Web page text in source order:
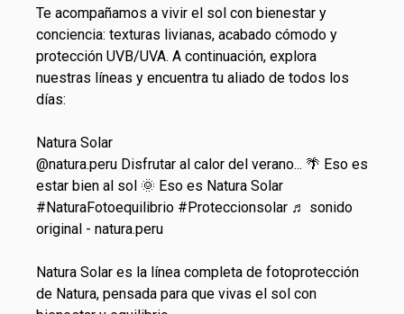
Te acompañamos a vivir el sol con bienestar y
conciencia: texturas livianas, acabado cómodo y
protección UVB/UVA. A continuación, explora
nuestras líneas y encuentra tu aliado de todos los
días:
Natura Solar
@natura.peru Disfrutar al calor del verano... 🌴 Eso es
estar bien al sol 🌞 Eso es Natura Solar
#NaturaFotoequilibrio #Proteccionsolar ♬ sonido
original - natura.peru
Natura Solar es la línea completa de fotoprotección
de Natura, pensada para que vivas el sol con